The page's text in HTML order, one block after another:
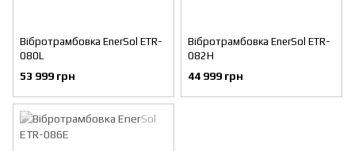
Вібротрамбовка EnerSol ETR-
080L
53 999 грн
Вібротрамбовка EnerSol ETR-
082H
44 999 грн